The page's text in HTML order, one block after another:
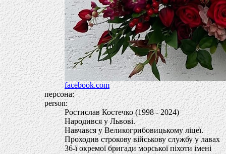
facebook.com
персона:
person:
Ростислав Костечко (1998 - 2024)
Народився у Львові.
Навчався у Великогрибовицькому ліцеї.
Проходив строкову військову службу у лавах
36-ї окремої бригади морської піхоти імені